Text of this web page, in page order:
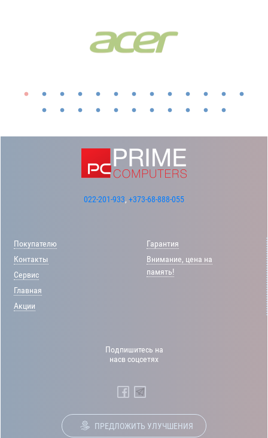
022-201-933, +373-68-888-055
Покупателю
Контакты
Сервис
Главная
Акции
Гарантия
Внимание, цена на
память!
Подпишитесь на
насв соцсетях
ПРЕДЛОЖИТЬ УЛУЧШЕНИЯ